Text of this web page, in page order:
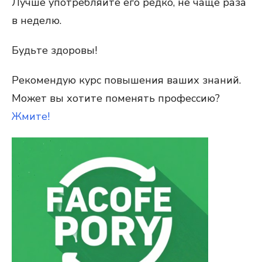
в неделю.
Будьте здоровы!
Рекомендую курс повышения ваших знаний.
Может вы хотите поменять профессию?
Жмите!